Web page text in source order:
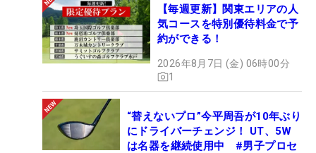
【毎週更新】関東エリアの人
気コースを特別優待料金で予
約ができる！
2026年8月7日 (金) 06時00分
1
“替えないプロ”今平周吾が10年ぶり
にドライバーチェンジ！ UT、5W
は名器を継続使用中 #男子プロセ